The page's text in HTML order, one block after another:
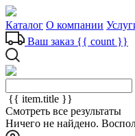
Каталог О компании
Ваш заказ {{ count }}
{{ item.title }}
Смотреть все результаты
Ничего не найдено.